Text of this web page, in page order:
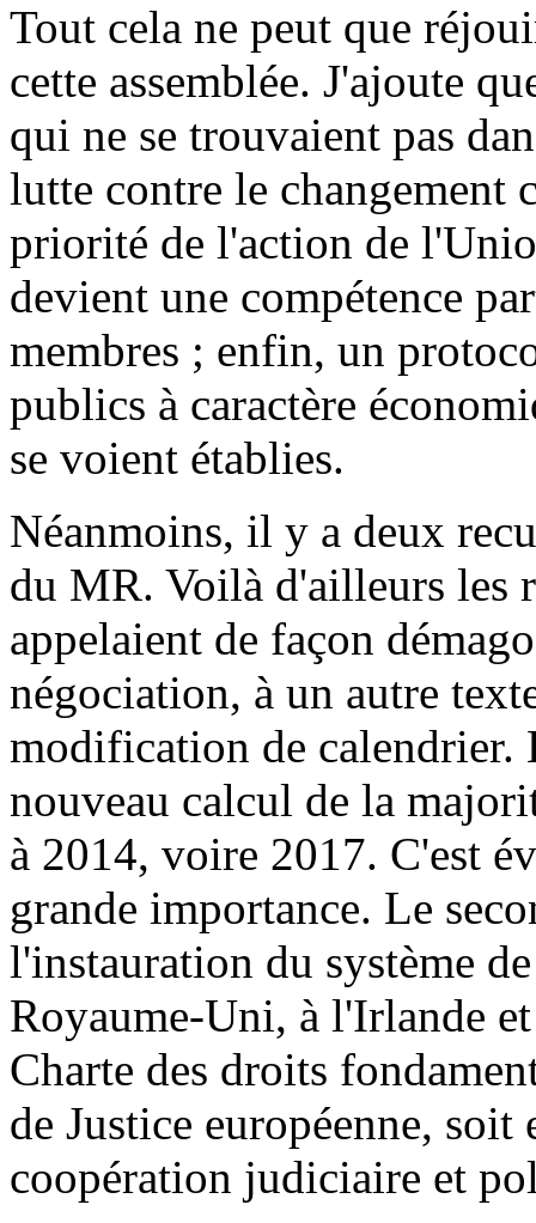
Tout cela ne peut que
cette assemblée. J'ajoute
qui ne se trouvaient pas
lutte contre le changement
priorité de l'action de
devient une compétence
membres ; enfin, un
publics à caractère
se voient établies.
Néanmoins, il y a deux
du MR. Voilà d'ailleurs les
appelaient de façon
négociation, à un autre
modification de calendrier.
nouveau calcul de la
à 2014, voire 2017. C'est
grande importance. Le
l'instauration du système
Royaume-Uni, à l'Irlande
Charte des droits
de Justice européenne,
coopération judiciaire et